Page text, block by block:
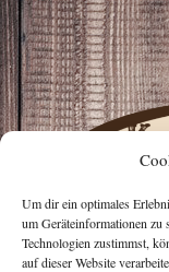
Um dir ein optimales
um Geräteinformationen zu
Technologien zustimmst,
auf dieser Website